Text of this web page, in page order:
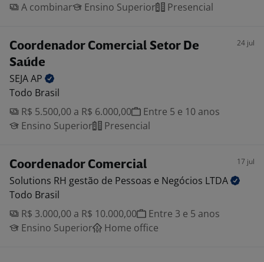
A combinar
Ensino Superior Presencial
Coordenador Comercial Setor De
Saúde
24 jul
SEJAAP
Todo Brasil
R$ 5.500,00 a R$ 6.000,00
Entre 5 e 10 anos
Ensino Superior
Presencial
Coordenador Comercial 17 jul
Solutions RH gestão de Pessoas e Negócios LTDA
Todo Brasil
R$ 3.000,00 a R$ 10.000,00
Entre 3 e 5 anos
Ensino Superior
Home office